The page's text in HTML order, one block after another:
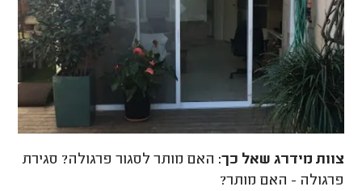
צוות מידרג שאל כך: האם מותר לסגור פרגולה? סגירת
פרגולה - האם מותר?